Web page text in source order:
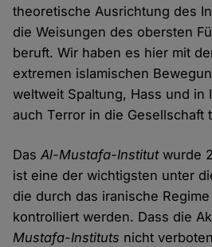
theoretische Ausrichtung des
die Weisungen des obersten
beruft. Wir haben es hier mit
extremen islamischen
weltweit Spaltung, Hass und in
auch Terror in die Gesellschaft
DasAl-Mustafa-Institutwurde
ist eine der wichtigsten unter
die durch das iranische
kontrolliert werden. Dass die
Mustafa-Instituts nicht